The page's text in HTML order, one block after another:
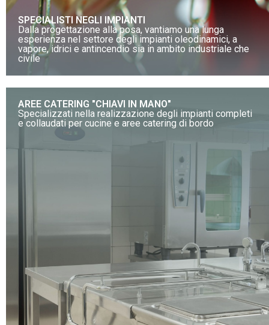
SPECIALISTI NEGLI IMPIANTI
Dalla progettazione alla posa, vantiamo una lunga
esperienza nel settore degli impianti oleodinamici, a
vapore, idrici e antincendio sia in ambito industriale che
civile
AREE CATERING "CHIAVI IN MANO"
Specializzati nella realizzazione degli impianti completi
e collaudati per cucine e aree catering di bordo